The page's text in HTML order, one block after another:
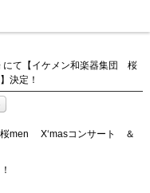
て【イケメン和楽器集団 桜
決定！
men X‘masコンサート ＆